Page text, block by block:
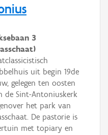
3
uit begin 19de
gelegen ten oosten
de Sint-Antoniuskerk
het park van
De pastorie is
met topiary en